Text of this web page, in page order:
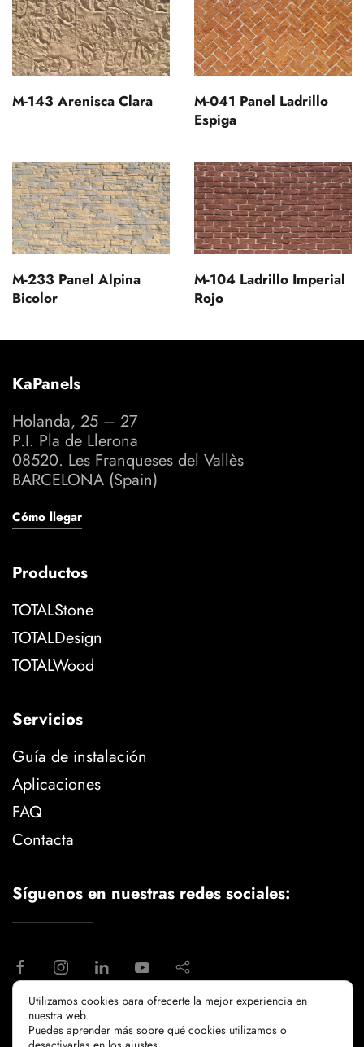
M-143 Arenisca Clara
M-041 Panel Ladrillo
Espiga
M-233 Panel Alpina
Bicolor
M-104 Ladrillo Imperial
Rojo
KaPanels
Holanda, 25 – 27
P.I. Pla de Llerona
08520. Les Franqueses del Vallès
BARCELONA (Spain)
Cómo llegar
Productos
TOTALStone
TOTALDesign
TOTALWood
Servicios
Guía de instalación
Aplicaciones
FAQ
Contacta
Síguenos en nuestras redes sociales:
aviso legal
politica de privacidad
Utilizamos cookies para ofrecerte la mejor experiencia en
nuestra web.
Puedes aprender más sobre qué cookies utilizamos o